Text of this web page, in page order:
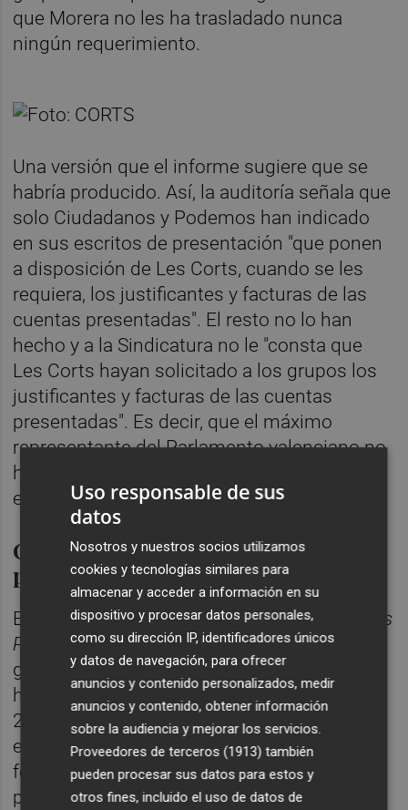
que Morera no les ha trasladado nunca
ningún requerimiento.
Una versión que el informe sugiere que se
habría producido. Así, la auditoría señala que
solo Ciudadanos y Podemos han indicado
en sus escritos de presentación "que ponen
a disposición de Les Corts, cuando se les
requiera, los justificantes y facturas de las
cuentas presentadas". El resto no lo han
hecho y a la Sindicatura no le "consta que
Les Corts hayan solicitado a los grupos los
justificantes y facturas de las cuentas
presentadas". Es decir, que el máximo
representante del Parlamento valenciano no
ha exigido a los grupos la transparencia que
en su día advirtió que ordenaría.
Cs no ha entregado sus cuentas del
primer semestre
El informe de la Sindicatura que adelantó
Las
Provinciassubraya, además, que todos los
grupos parlamentarios excepto Ciudadanos
han presentado sus cuentas del ejercicio
2019. Un año en el que se celebraron
elecciones autonómicas y que obligó a las
formaciones a remitir sus cuentas por dos
periodos: del 1 de enero al 16 de mayo -
Uso responsable de sus
datos
Nosotros y nuestros socios utilizamos
cookies y tecnologías similares para
almacenar y acceder a información en su
dispositivo y procesar datos personales,
como su dirección IP, identificadores únicos
y datos de navegación, para ofrecer
anuncios y contenido personalizados, medir
anuncios y contenido, obtener información
sobre la audiencia y mejorar los servicios.
Proveedores de terceros (1913) también
pueden procesar sus datos para estos y
otros fines, incluido el uso de datos de